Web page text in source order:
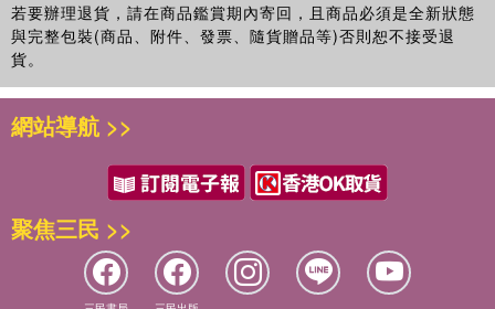
若要辦理退貨，請在商品鑑賞期內寄回，且商品必須是全新狀態
與完整包裝(商品、附件、發票、隨貨贈品等)否則恕不接受退
貨。
網站導航 >>
聚焦三民 >>